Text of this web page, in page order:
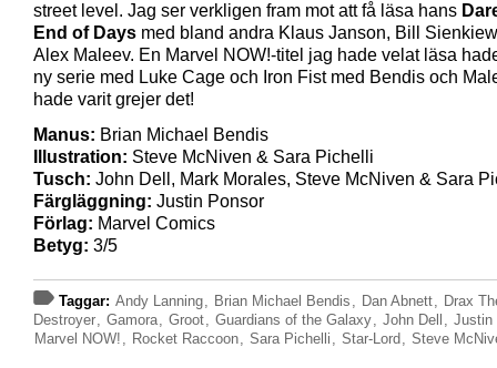
street level. Jag ser verkligen fram mot att få läsa hans
End of Days med bland andra Klaus Janson, Bill
Alex Maleev. En Marvel NOW!-titel jag hade velat läsa
ny serie med Luke Cage och Iron Fist med Bendis och
hade varit grejer det!
Manus: Brian Michael Bendis
Illustration: Steve McNiven & Sara Pichelli
Tusch: John Dell, Mark Morales, Steve McNiven & Sara
Färgläggning: Justin Ponsor
Förlag: Marvel Comics
Betyg: 3/5
Taggar: Andy Lanning, Brian Michael Bendis , Dan Abnett, Drax
Destroyer, Gamora, Groot, Guardians of the Galaxy, John Dell , Justin
Marvel NOW! , Rocket Raccoon, Sara Pichelli , Star-Lord , Steve